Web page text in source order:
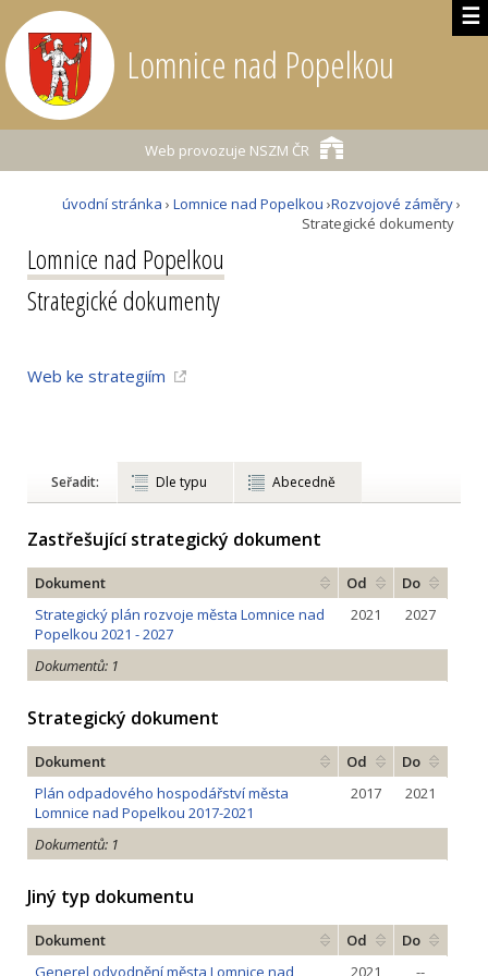
☰
Lomnice nad Popelkou
Web provozuje NSZM ČR
úvodní stránka › Lomnice nad Popelkou ›Rozvojové záměry›
Strategické dokumenty
Lomnice nad Popelkou
Strategické dokumenty
Web ke strategiím
Seřadit: Dle typu Abecedně
Zastřešující strategický dokument
Dokument Od
Do
Strategický plán rozvoje města Lomnice nad
Popelkou 2021 - 2027
2021 2027
Dokumentů: 1
Strategický dokument
Dokument Od
Do
Plán odpadového hospodářství města
Lomnice nad Popelkou 2017-2021
2017 2021
Dokumentů: 1
Jiný typ dokumentu
Dokument Od
Do
Generel odvodnění města Lomnice nad
2021 --